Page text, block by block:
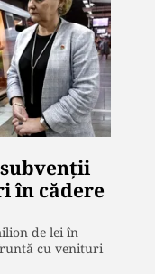
în cădere
de lei în
cu venituri